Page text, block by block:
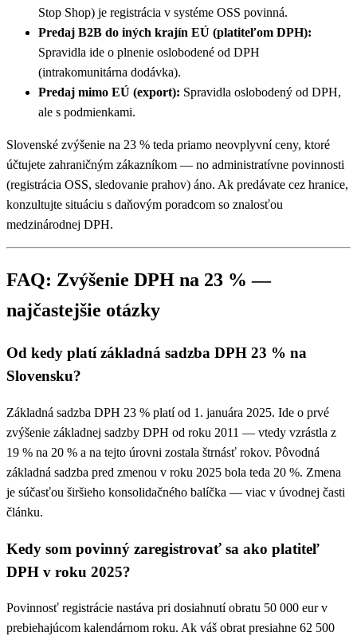
Stop Shop) je registrácia v systéme OSS povinná.
Predaj B2B do iných krajín EÚ (platiteľom DPH):
Spravidla ide o plnenie oslobodené od DPH
(intrakomunitárna dodávka).
Predaj mimo EÚ (export): Spravidla oslobodený od DPH,
ale s podmienkami.
Slovenské zvýšenie na 23 % teda priamo neovplyvní ceny, ktoré
účtujete zahraničným zákazníkom — no administratívne povinnosti
(registrácia OSS, sledovanie prahov) áno. Ak predávate cez hranice,
konzultujte situáciu s daňovým poradcom so znalosťou
medzinárodnej DPH.
FAQ: Zvýšenie DPH na 23 % —
najčastejšie otázky
Od kedy platí základná sadzba DPH 23 % na
Slovensku?
Základná sadzba DPH 23 % platí od 1. januára 2025. Ide o prvé
zvýšenie základnej sadzby DPH od roku 2011 — vtedy vzrástla z
19 % na 20 % a na tejto úrovni zostala štrnásť rokov. Pôvodná
základná sadzba pred zmenou v roku 2025 bola teda 20 %. Zmena
je súčasťou širšieho konsolidačného balíčka — viac v úvodnej časti
článku.
Kedy som povinný zaregistrovať sa ako platiteľ
DPH v roku 2025?
Povinnosť registrácie nastáva pri dosiahnutí obratu 50 000 eur v
prebiehajúcom kalendárnom roku. Ak váš obrat presiahne 62 500